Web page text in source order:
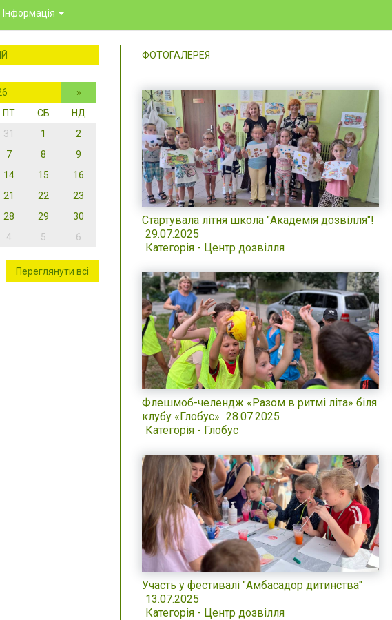
Інформація
»
ПТ СБ
НД
31 1
2
7 8
9
14 15
16
21 22
23
28 29
30
4 5 6
Переглянути всі
ФОТОГАЛЕРЕЯ
Стартувала літня школа "Академія дозвілля"!
29.07.2025
Категорія - Центр дозвілля
Флешмоб-челендж «Разом в ритмі літа» біля
клубу «Глобус» 28.07.2025
Категорія - Глобус
Участь у фестивалі "Амбасадор дитинства"
13.07.2025
Категорія - Центр дозвілля